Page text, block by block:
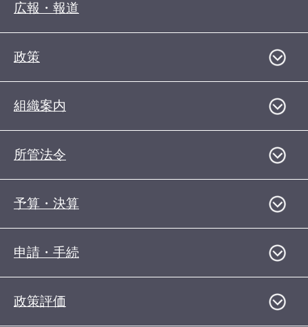
広報・報道
政策
組織案内
所管法令
予算・決算
申請・手続
政策評価